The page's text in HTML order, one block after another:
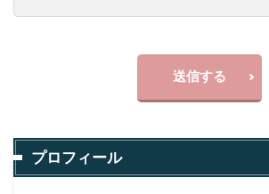
送信する
プロフィール